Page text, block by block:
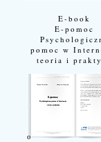
E-book
E-pomoc
pomoc w
teoria i